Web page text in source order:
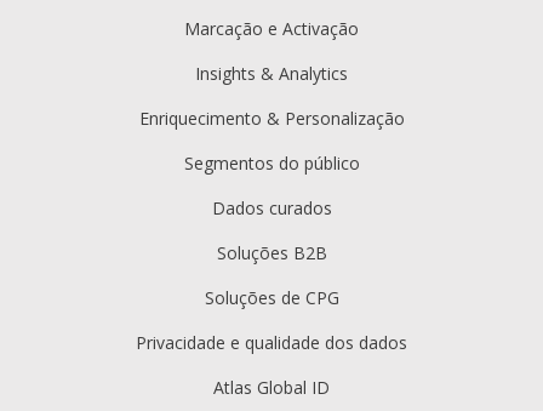
Marcação e Activação
Insights & Analytics
Enriquecimento & Personalização
Segmentos do público
Dados curados
Soluções B2B
Soluções de CPG
Privacidade e qualidade dos dados
Atlas Global ID